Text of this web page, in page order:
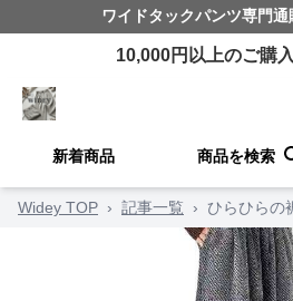
ワイドタックパンツ専門通
10,000円以上のご購
新着商品 商品を検索
Widey TOP › 記事一覧 › ひらひらの